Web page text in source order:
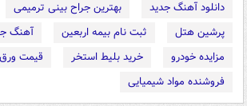
دانلود آهنگ جدید
بهترین جراح بینی ترمیمی
پرشین هتل
ثبت نام بیمه اربعین
آهنگ
مزایده خودرو
خرید بلیط استخر
قیمت
فروشنده مواد شیمیایی